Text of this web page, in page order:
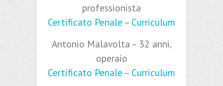
professionista
Certificato Penale – Curriculum
Antonio Malavolta – 32 anni,
operaio
Certificato Penale – Curriculum